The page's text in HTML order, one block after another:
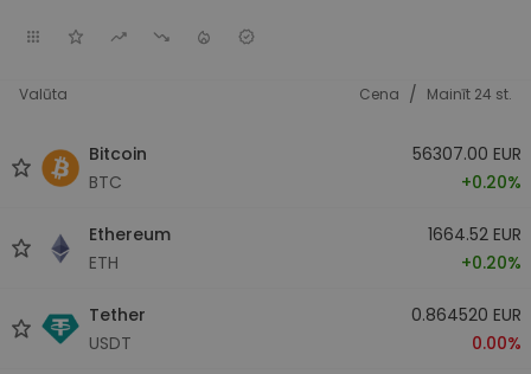
Valūta Cena / Mainīt 24 st.
Bitcoin
BTC
56307.00 EUR
+0.20%
Ethereum
ETH
1664.52 EUR
+0.20%
Tether
USDT
0.864520 EUR
0.00%